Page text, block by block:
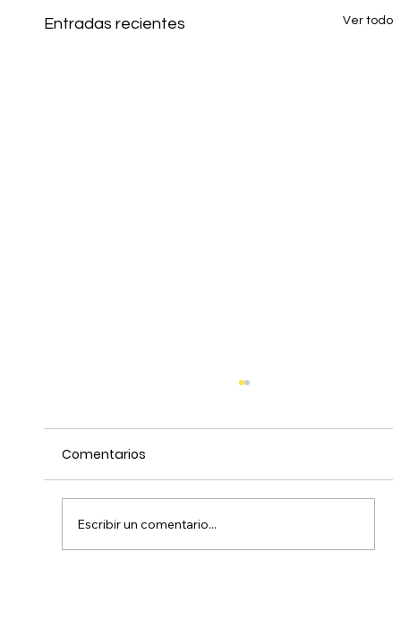
Entradas recientes Ver todo
Comentarios
Escribir un comentario...